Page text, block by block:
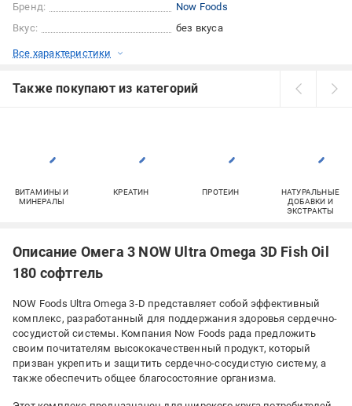
Бренд:
Now Foods
Вкус:
без вкуса
Все характеристики
Также покупают из категорий
ВИТАМИНЫ И
МИНЕРАЛЫ
КРЕАТИН ПРОТЕИН
НАТУРАЛЬНЫЕ
ДОБАВКИ И
ЭКСТРАКТЫ
Описание Омега 3 NOW Ultra Omega 3D Fish Oil
180 софтгель
NOW Foods Ultra Omega 3-D представляет собой эффективный
комплекс, разработанный для поддержания здоровья сердечно-
сосудистой системы. Компания Now Foods рада предложить
своим почитателям высококачественный продукт, который
призван укрепить и защитить сердечно-сосудистую систему, а
также обеспечить общее благосостояние организма.